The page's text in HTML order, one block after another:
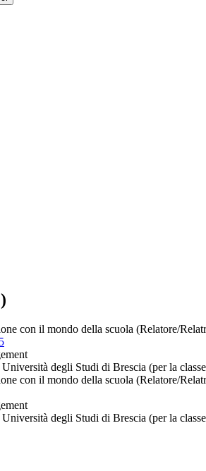
con il mondo della scuola (Relatore/
degli Studi di Brescia (per la
con il mondo della scuola (Relatore/
degli Studi di Brescia (per la